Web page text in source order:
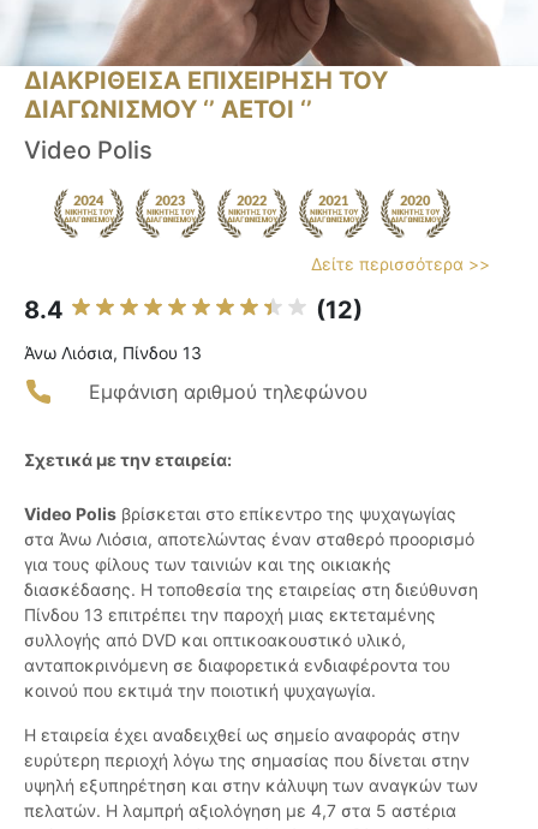
ΔΙΑΚΡΙΘΕΙΣΑ ΕΠΙΧΕΙΡΗΣΗ ΤΟΥ
ΔΙΑΓΩΝΙΣΜΟΥ ‘’ ΑΕΤΟΙ ‘’
Video Polis
Δείτε περισσότερα >>
8.4 (12)
Άνω Λιόσια, Πίνδου 13
Εμφάνιση αριθμού τηλεφώνου
Σχετικά με την εταιρεία:
Video Polis βρίσκεται στο επίκεντρο της ψυχαγωγίας
στα Άνω Λιόσια, αποτελώντας έναν σταθερό προορισμό
για τους φίλους των ταινιών και της οικιακής
διασκέδασης. Η τοποθεσία της εταιρείας στη διεύθυνση
Πίνδου 13 επιτρέπει την παροχή μιας εκτεταμένης
συλλογής από DVD και οπτικοακουστικό υλικό,
ανταποκρινόμενη σε διαφορετικά ενδιαφέροντα του
κοινού που εκτιμά την ποιοτική ψυχαγωγία.
Η εταιρεία έχει αναδειχθεί ως σημείο αναφοράς στην
ευρύτερη περιοχή λόγω της σημασίας που δίνεται στην
υψηλή εξυπηρέτηση και στην κάλυψη των αναγκών των
πελατών. Η λαμπρή αξιολόγηση με 4,7 στα 5 αστέρια